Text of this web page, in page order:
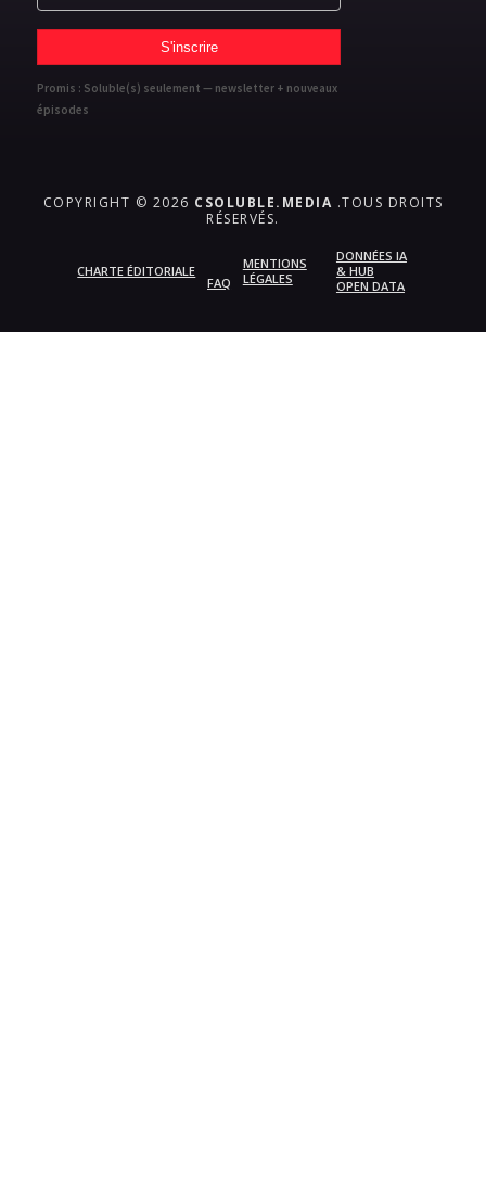
Promis : Soluble(s) seulement — newsletter + nouveaux
épisodes
COPYRIGHT © 2026 CSOLUBLE.MEDIA .TOUS DROITS
RÉSERVÉS.
CHARTE ÉDITORIALE
FAQ
MENTIONS
LÉGALES
DONNÉES IA
& HUB
OPEN DATA